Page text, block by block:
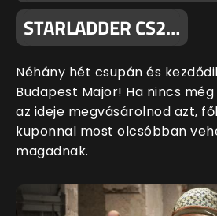
STARLADDER CS2…
Néhány hét csupán és
Budapest Major! Ha nincs
az ideje megvásárolnod azt,
kuponnal most olcsóbban
magadnak.